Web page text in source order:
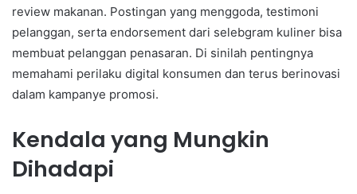
review makanan. Postingan yang menggoda, testimoni
pelanggan, serta endorsement dari selebgram kuliner bisa
membuat pelanggan penasaran. Di sinilah pentingnya
memahami perilaku digital konsumen dan terus berinovasi
dalam kampanye promosi.
Kendala yang Mungkin
Dihadapi